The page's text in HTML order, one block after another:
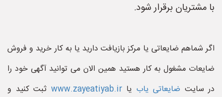
با مشتریان برقرار شود.
اگر شماهم ضایعاتی یا مرکز بازیافت دارید یا به کار خرید و فروش
ضایعات مشغول به کار هستید همین الان می توانید آگهی خود را
در سایت ضایعاتی یاب یاwww.zayeatiyab.ir ثبت کنید و